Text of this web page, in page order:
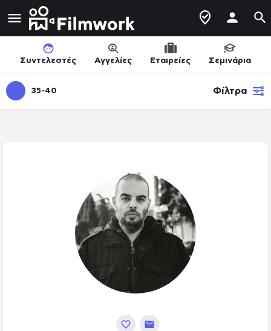
Συντελεστές Αγγελίες Εταιρείες Σεμινάρια
35-40 Φίλτρα